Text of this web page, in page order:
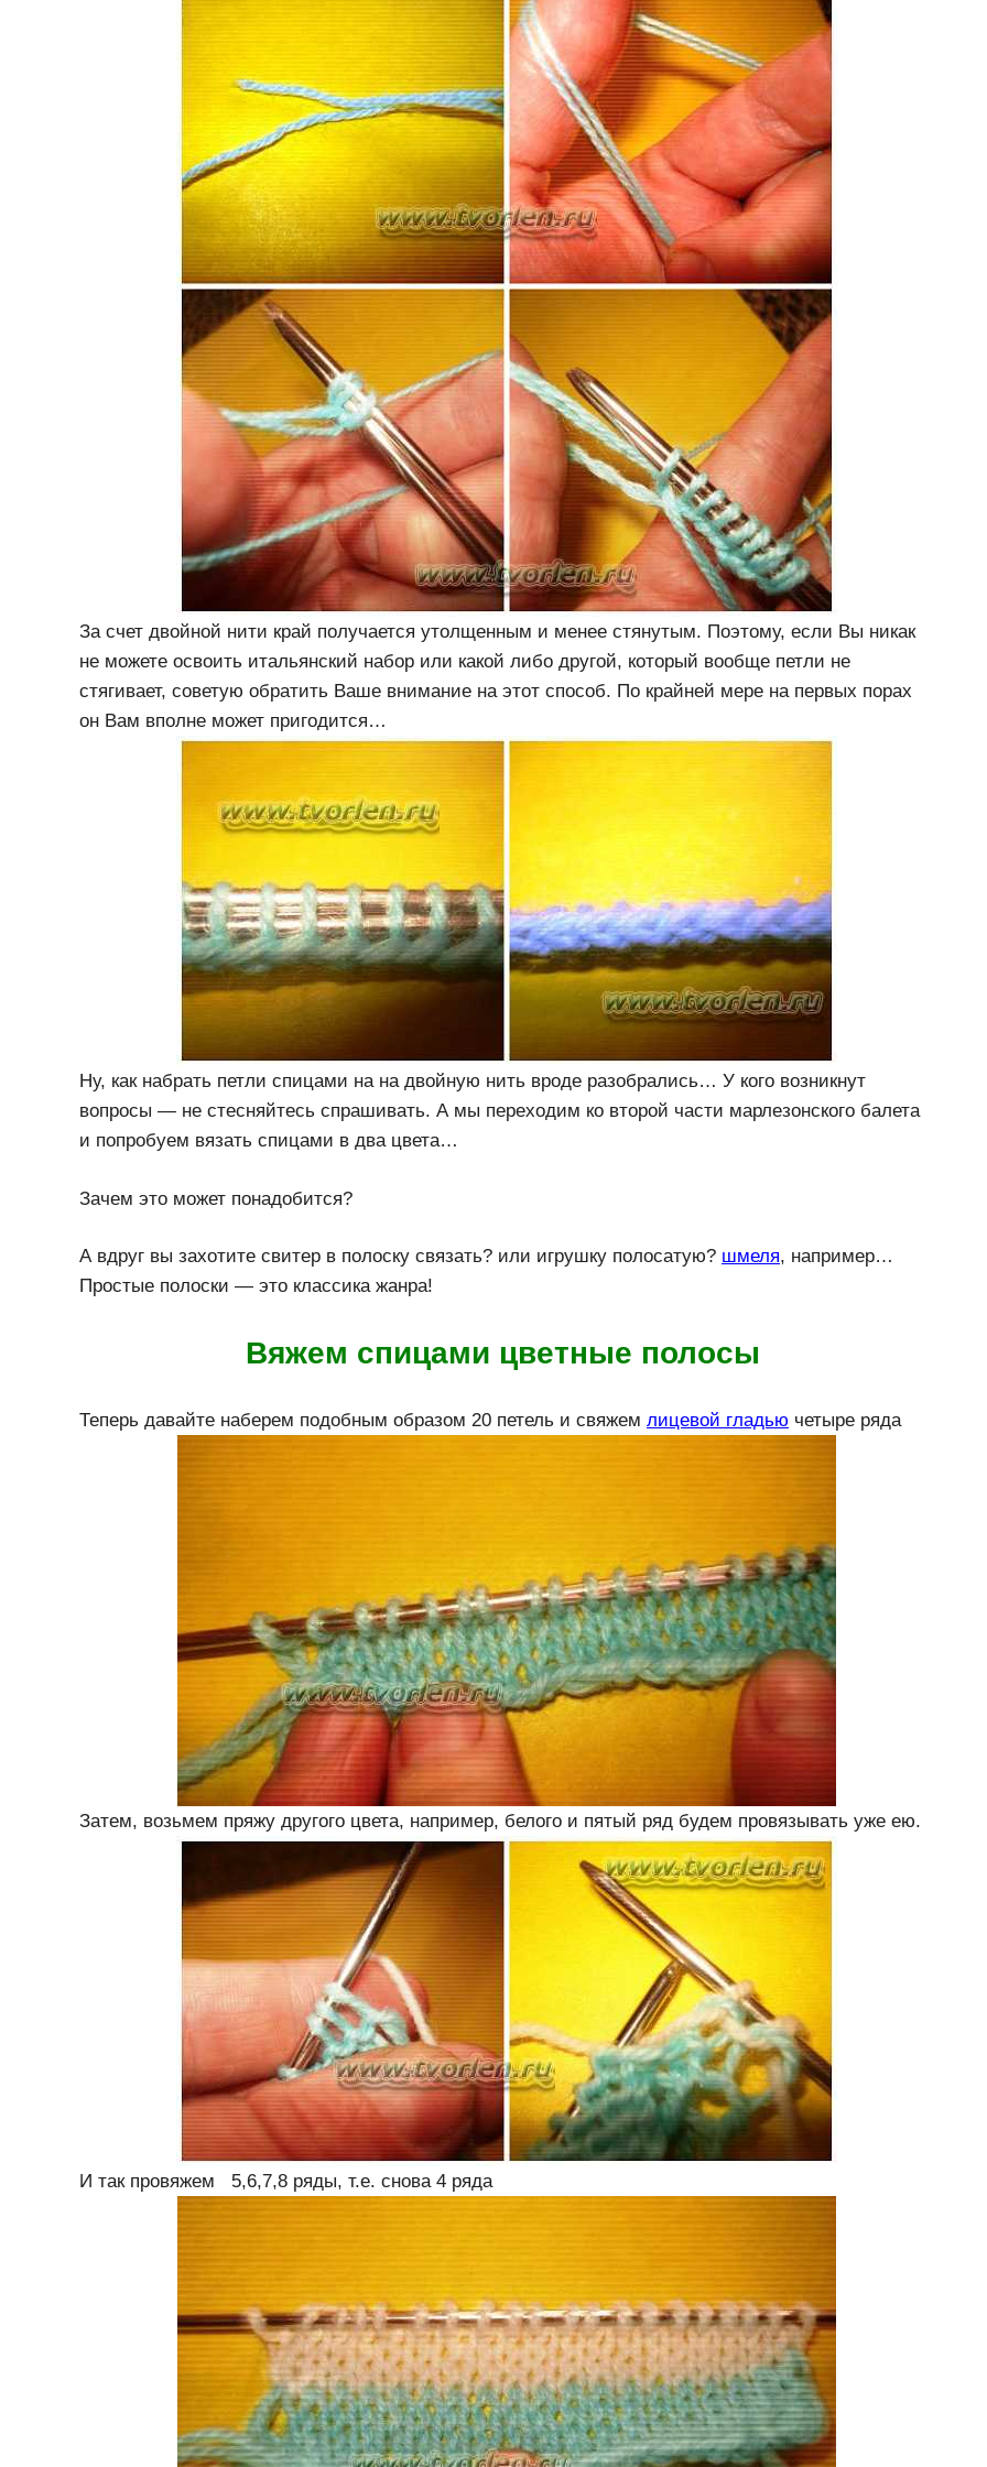
За счет двойной нити край получается утолщенным и менее стянутым. Поэтому, если Вы никак
не можете освоить итальянский набор или какой либо другой, который вообще петли не
стягивает, советую обратить Ваше внимание на этот способ. По крайней мере на первых порах
он Вам вполне может пригодится…
Ну, как набрать петли спицами на на двойную нить вроде разобрались… У кого возникнут
вопросы — не стесняйтесь спрашивать. А мы переходим ко второй части марлезонского балета
и попробуем вязать спицами в два цвета…
Зачем это может понадобится?
А вдруг вы захотите свитер в полоску связать? или игрушку полосатую? шмеля, например…
Простые полоски — это классика жанра!
Вяжем спицами цветные полосы
Теперь давайте наберем подобным образом 20 петель и свяжем лицевой гладью четыре ряда
Затем, возьмем пряжу другого цвета, например, белого и пятый ряд будем провязывать уже ею.
И так провяжем 5,6,7,8 ряды, т.е. снова 4 ряда